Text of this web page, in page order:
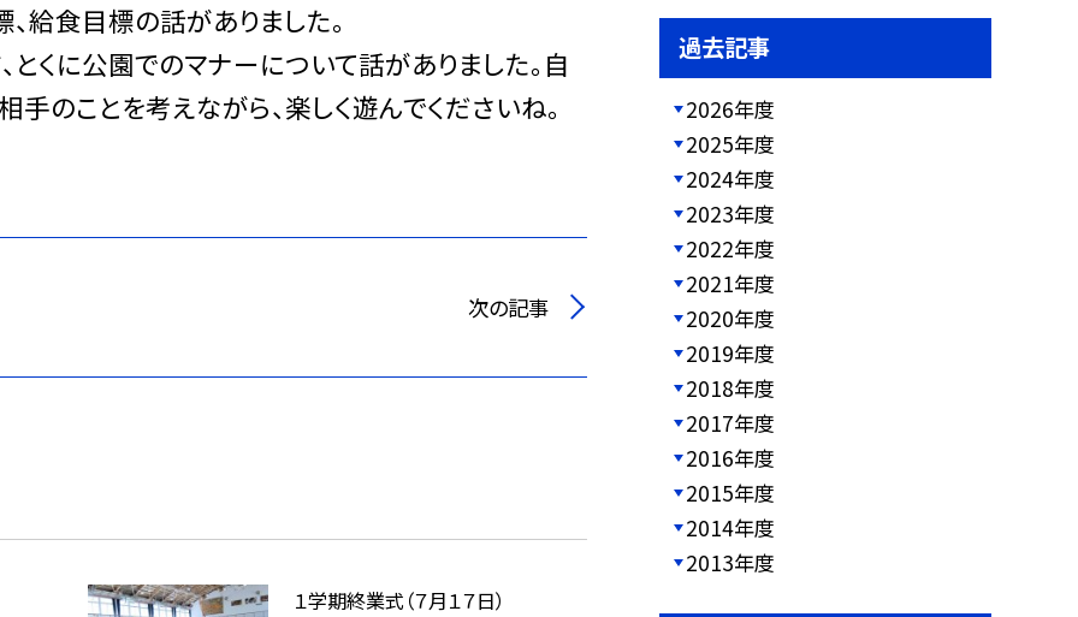
給食目標の話がありました。
くに公園でのマナーについて話がありました。自
のことを考えながら、楽しく遊んでくださいね。
次の記事
１学期終業式（７月１７日）
過去記事
2026年度
2025年度
2024年度
2023年度
2022年度
2021年度
2020年度
2019年度
2018年度
2017年度
2016年度
2015年度
2014年度
2013年度